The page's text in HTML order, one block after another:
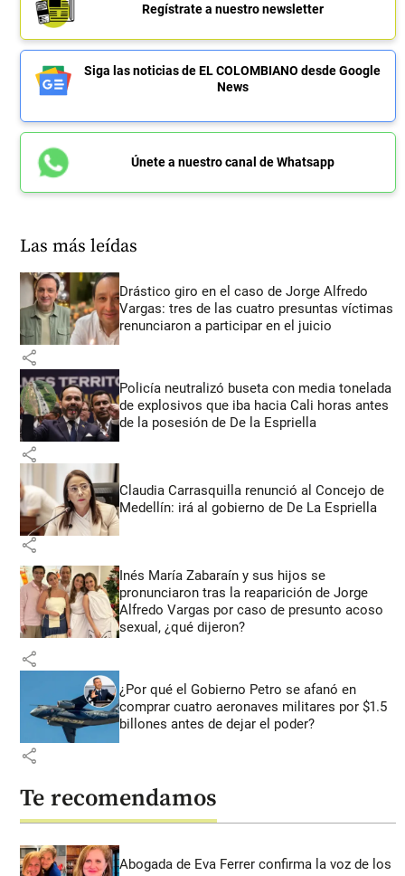
Regístrate a nuestro newsletter
Siga las noticias de EL COLOMBIANO desde Google
News
Únete a nuestro canal de Whatsapp
Las más leídas
Drástico giro en el caso de Jorge Alfredo
Vargas: tres de las cuatro presuntas víctimas
renunciaron a participar en el juicio
share
Policía neutralizó buseta con media tonelada
de explosivos que iba hacia Cali horas antes
de la posesión de De la Espriella
share
Claudia Carrasquilla renunció al Concejo de
Medellín: irá al gobierno de De La Espriella
share
Inés María Zabaraín y sus hijos se
pronunciaron tras la reaparición de Jorge
Alfredo Vargas por caso de presunto acoso
sexual, ¿qué dijeron?
share
¿Por qué el Gobierno Petro se afanó en
comprar cuatro aeronaves militares por $1.5
billones antes de dejar el poder?
share
Te recomendamos
Abogada de Eva Ferrer confirma la voz de los